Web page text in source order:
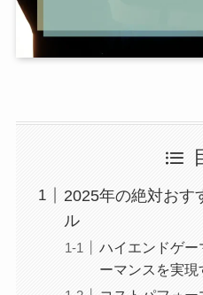
2025年の絶対おす
ル
ハイエンドゲー
ーマンスを実現